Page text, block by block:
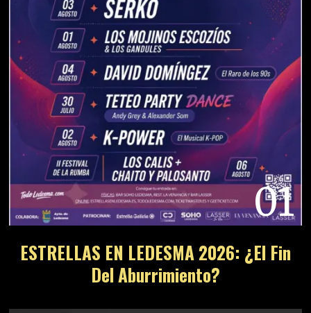
01
ESTRELLAS EN LEDESMA 2026: ¿El Fin
Del Aburrimiento?